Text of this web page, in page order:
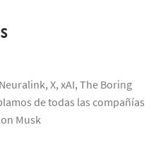
X, xAI, The Boring
de todas las compañías
Musk